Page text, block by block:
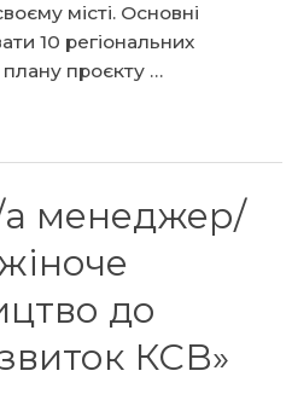
місті. Основні
10 регіональних
плану проєкту …
менеджер/
до
КСВ»